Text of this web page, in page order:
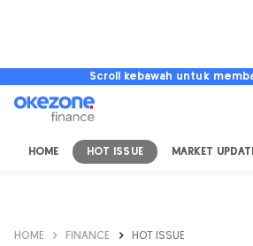
Scroll kebawah untuk
HOME HOT ISSUE MARKET
HOME FINANCE HOT ISSUE